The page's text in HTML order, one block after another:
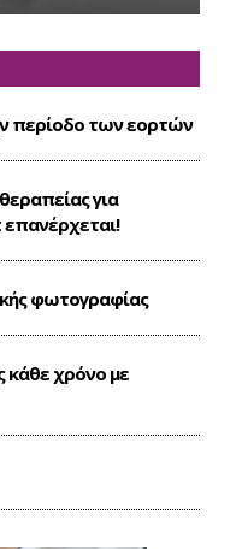
περίοδο των εορτών
για
επανέρχεται!
φωτογραφίας
κάθε χρόνο με